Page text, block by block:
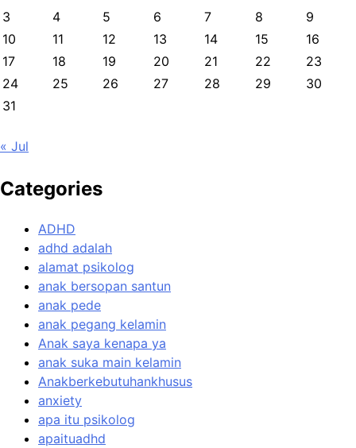
3
4 5 6 7 8
9
10
11 12 13 14 15
16
17
18 19 20 21 22
23
24
25 26 27 28 29
30
31
« Jul
Categories
ADHD
adhd adalah
alamat psikolog
anak bersopan santun
anak pede
anak pegang kelamin
Anak saya kenapa ya
anak suka main kelamin
Anakberkebutuhankhusus
anxiety
apa itu psikolog
apaituadhd